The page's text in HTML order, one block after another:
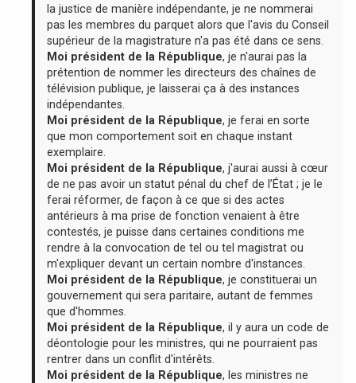
la justice de manière indépendante, je ne nommerai
pas les membres du parquet alors que l'avis du Conseil
supérieur de la magistrature n'a pas été dans ce sens.
Moi président de la République, je n'aurai pas la
prétention de nommer les directeurs des chaînes de
télévision publique, je laisserai ça à des instances
indépendantes.
Moi président de la République, je ferai en sorte
que mon comportement soit en chaque instant
exemplaire.
Moi président de la République, j'aurai aussi à cœur
de ne pas avoir un statut pénal du chef de l’État ; je le
ferai réformer, de façon à ce que si des actes
antérieurs à ma prise de fonction venaient à être
contestés, je puisse dans certaines conditions me
rendre à la convocation de tel ou tel magistrat ou
m'expliquer devant un certain nombre d'instances.
Moi président de la République, je constituerai un
gouvernement qui sera paritaire, autant de femmes
que d'hommes.
Moi président de la République, il y aura un code de
déontologie pour les ministres, qui ne pourraient pas
rentrer dans un conflit d'intérêts.
Moi président de la République, les ministres ne